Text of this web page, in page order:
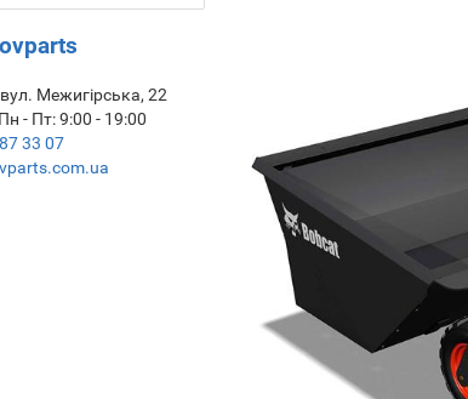
Межигірська, 22
Пн - Пт: 9:00 - 19:00
33 07